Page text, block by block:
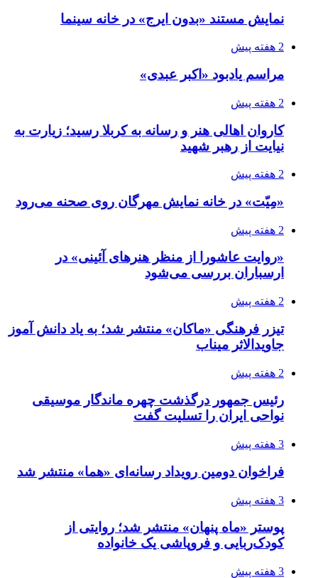
نمایش مستند «بدون ایرج» در خانه سینما
2 هفته پیش
مراسم یادبود «اکبر عبدی»
2 هفته پیش
کاروان اهالی هنر و رسانه به کربلا رسید؛ زیارت به
نیایت از رهبر شهید
2 هفته پیش
«مِیّت» در خانه نمایش مهرگان روی صحنه می‌رود
2 هفته پیش
«روایت عاشورا از منظر هنرهای آئینی» در
ارسباران بررسی می‌شود
2 هفته پیش
تیزر فرهنگی «ماکان» منتشر شد؛ به یاد دانش آموز
جاویدالاثر میناب
2 هفته پیش
رئیس جمهور درگذشت چهره ماندگار موسیقی
نواحی ایران را تسلیت گفت
3 هفته پیش
فراخوان دومین رویداد رسانه‌ای «هما» منتشر شد
3 هفته پیش
پوستر «ماه پنهان» منتشر شد؛ روایتی از
کودک‌ربایی و فروپاشی یک خانواده
3 هفته پیش